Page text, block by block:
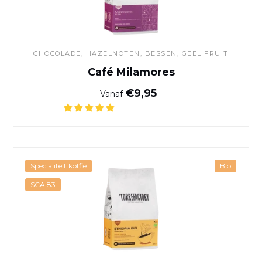
CHOCOLADE , HAZELNOTEN, BESSEN, GEEL FRUIT
Café Milamores
Normale prijs
Vanaf€9,95
Bio
Specialiteit koffie
SCA 83